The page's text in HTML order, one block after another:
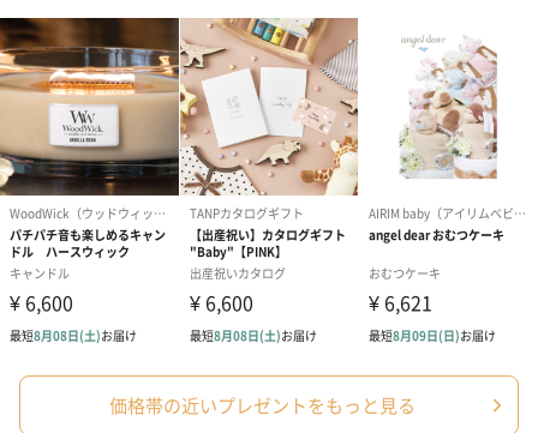
結婚祝いちょい足しギフト
結婚祝いギフトへの＋αにおすすめです。新生活を彩るギフトオプ
ションをご用意いたしました。
商品と同梱してお届けいたします。
ブライダルロリポップ
（1,122円）
ブライダルロリポップ
夫婦箸と箸置
価格帯の近いプレゼントをもっと見る